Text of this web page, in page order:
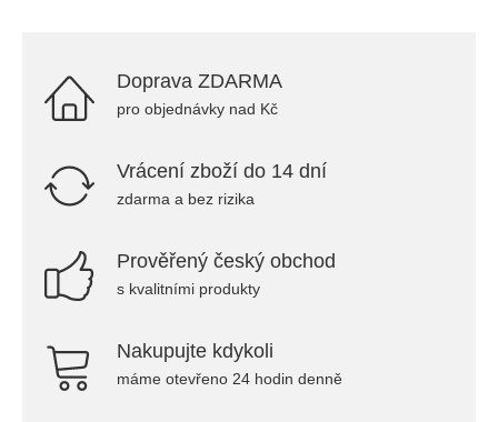
Doprava ZDARMA
pro objednávky nad Kč
Vrácení zboží do 14 dní
zdarma a bez rizika
Prověřený český obchod
s kvalitními produkty
Nakupujte kdykoli
máme otevřeno 24 hodin denně